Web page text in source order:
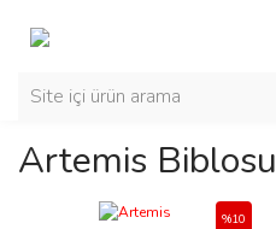
Artemis Biblosu
%10